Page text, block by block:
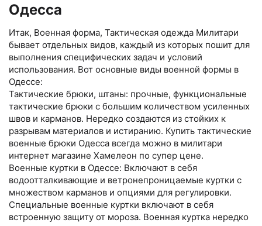
Одесса
Итак, Военная форма, Тактическая одежда Милитари
бывает отдельных видов, каждый из которых пошит для
выполнения специфических задач и условий
использования. Вот основные виды военной формы в
Одессе:
Тактические брюки, штаны: прочные, функциональные
тактические брюки с большим количеством усиленных
швов и карманов. Нередко создаются из стойких к
разрывам материалов и истиранию. Купить тактические
военные брюки Одесса всегда можно в милитари
интернет магазине Хамелеон по супер цене.
Военные куртки в Одессе: Включают в себя
водоотталкивающие и ветронепроницаемые куртки с
множеством карманов и опциями для регулировки.
Специальные военные куртки включают в себя
встроенную защиту от мороза. Военная куртка нередко